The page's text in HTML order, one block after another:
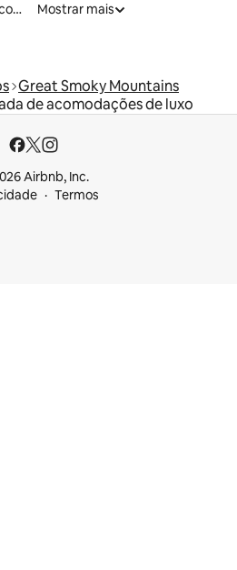
Aluguéis por temporada com acesso à praia
Mostrar mais
Great Smoky Mountains
de acomodações de luxo
Airbnb, Inc.
Termos